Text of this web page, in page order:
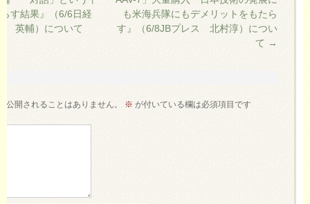
す結果』（6/6日経
英輔）について
も米海兵隊にもデメリットをもたら
す』（6/8JBプレス 北村淳）につい
て →
公開されることはありません。 ※ が付いている欄は必須項目です